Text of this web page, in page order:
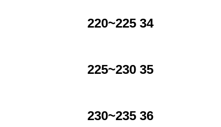
220~225 34
225~230 35
230~235 36